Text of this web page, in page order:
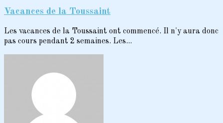
Vacances de la Toussaint
Les vacances de la Toussaint ont commencé. Il n'y aura donc
pas cours pendant 2 semaines. Les...